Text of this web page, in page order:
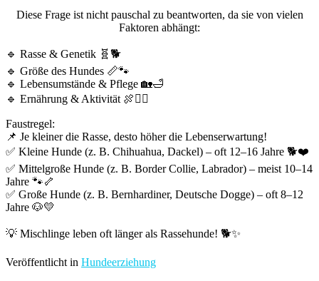
Diese Frage ist nicht pauschal zu beantworten, da sie von vielen
Faktoren abhängt:
🔹 Rasse & Genetik 🧬🐕
🔹 Größe des Hundes 📏🐾
🔹 Lebensumstände & Pflege 🏡🛁
🔹 Ernährung & Aktivität 🍖🏃‍♂️
Faustregel:
📌 Je kleiner die Rasse, desto höher die Lebenserwartung!
✅ Kleine Hunde (z. B. Chihuahua, Dackel) – oft 12–16 Jahre 🐕❤️
✅ Mittelgroße Hunde (z. B. Border Collie, Labrador) – meist 10–14
Jahre 🐾🦴
✅ Große Hunde (z. B. Bernhardiner, Deutsche Dogge) – oft 8–12
Jahre 🐶💛
💡 Mischlinge leben oft länger als Rassehunde! 🐕✨
Veröffentlicht in Hundeerziehung